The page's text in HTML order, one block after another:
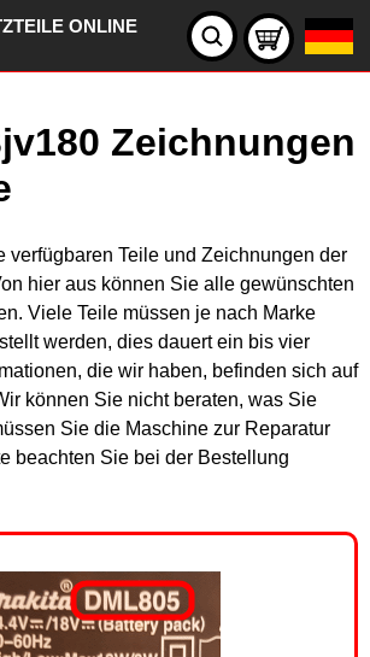
ONLINE
Zeichnungen
verfügbaren Teile und Zeichnungen der
hier aus können Sie alle gewünschten
Viele Teile müssen je nach Marke
werden, dies dauert ein bis vier
die wir haben, befinden sich auf
können Sie nicht beraten, was Sie
Sie die Maschine zur Reparatur
beachten Sie bei der Bestellung